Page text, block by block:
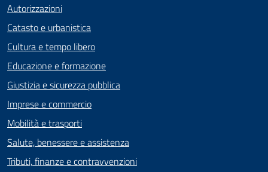
Autorizzazioni
Catasto e urbanistica
Cultura e tempo libero
Educazione e formazione
Giustizia e sicurezza pubblica
Imprese e commercio
Mobilità e trasporti
Salute, benessere e assistenza
Tributi, finanze e contravvenzioni